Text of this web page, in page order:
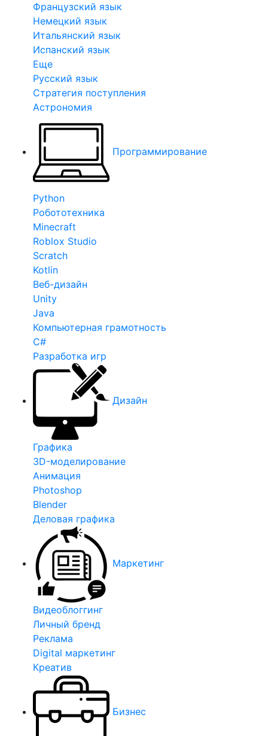
Французский язык
Немецкий язык
Итальянский язык
Испанский язык
Еще
Русский язык
Стратегия поступления
Астрономия
Программирование
Python
Робототехника
Minecraft
Roblox Studio
Scratch
Kotlin
Веб-дизайн
Unity
Java
Компьютерная грамотность
C#
Разработка игр
Дизайн
Графика
3D-моделирование
Анимация
Photoshop
Blender
Деловая графика
Маркетинг
Видеоблоггинг
Личный бренд
Реклама
Digital маркетинг
Креатив
Бизнес